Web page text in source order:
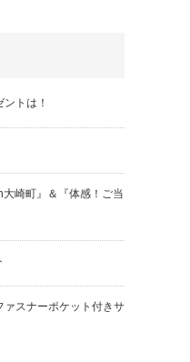
トは！
崎町』＆『体感！ご当
ァスナーポケット付きサ